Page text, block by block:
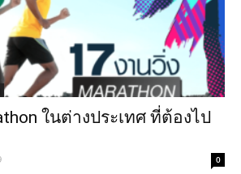
ในต่างประเทศ ที่ต้องไป
0